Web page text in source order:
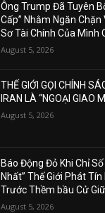
Ông Trump Đã Tuyên
Cấp” Nhằm Ngăn Chặn
Sơ Tài Chính Của Mình
August 5, 2026
THẾ GIỚI GỌI CHÍNH
IRAN LÀ “NGOẠI GIAO
August 5, 2026
Báo Động Đỏ Khi Chỉ
Nhất” Thế Giới Phát
Trước Thềm bầu Cử
August 5, 2026